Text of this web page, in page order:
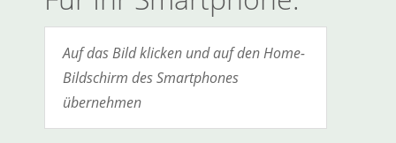
Auf das Bild klicken und auf den Home-
Bildschirm des Smartphones
übernehmen